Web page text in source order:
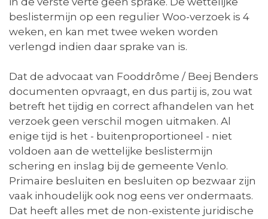
beslistermijn op een regulier Woo-verzoek is 4
weken, en kan met twee weken worden
verlengd indien daar sprake van is.
Dat de advocaat van Fooddrôme / Beej Benders
documenten opvraagt, en dus partij is, zou wat
betreft het tijdig en correct afhandelen van het
verzoek geen verschil mogen uitmaken. Al
enige tijd is het - buitenproportioneel - niet
voldoen aan de wettelijke beslistermijn
schering en inslag bij de gemeente Venlo.
Primaire besluiten en besluiten op bezwaar zijn
vaak inhoudelijk ook nog eens ver ondermaats.
Dat heeft alles met de non-existente juridische